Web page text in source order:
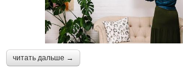
читать дальше →